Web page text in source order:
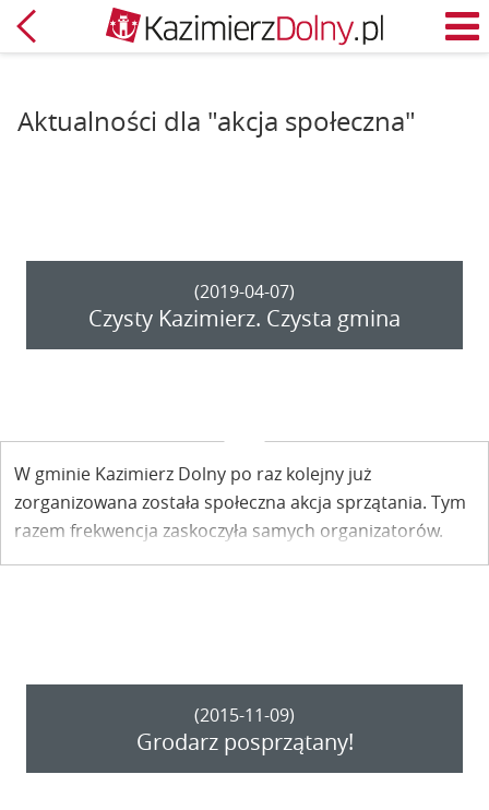
Powrót
Aktualności dla "akcja społeczna"
(2019-04-07)
Czysty Kazimierz. Czysta gmina
W gminie Kazimierz Dolny po raz kolejny już
zorganizowana została społeczna akcja sprzątania. Tym
razem frekwencja zaskoczyła samych organizatorów.
(2015-11-09)
Grodarz posprzątany!